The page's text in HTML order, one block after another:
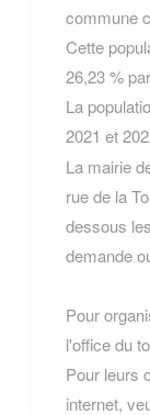
commune
Cette
26,23 %
La
2021 et
La mairie
rue de la
dessous
demande
Pour
l'office du
Pour leurs
internet,